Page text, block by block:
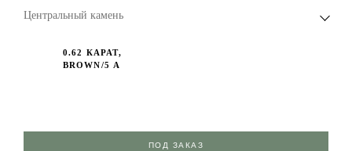
Центральный камень
0.62 КАРАТ,
BROWN/5 А
ПОД ЗАКАЗ